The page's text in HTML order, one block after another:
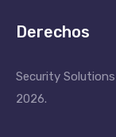
Derechos
Security
2026.